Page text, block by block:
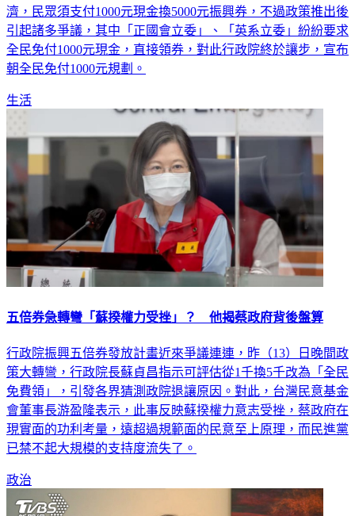
濟，民眾須支付1000元現金換5000元振興券，不過政策推出後
引起諸多爭議，其中「正國會立委」、「英系立委」紛紛要求
全民免付1000元現金，直接領券，對此行政院終於讓步，宣布
朝全民免付1000元規劃。
生活
五倍券急轉彎「蘇揆權力受挫」？ 他揭蔡政府背後盤算
行政院振興五倍券發放計畫近來爭議連連，昨（13）日晚間政
策大轉彎，行政院長蘇貞昌指示可評估從1千換5千改為「全民
免費領」，引發各界猜測政院退讓原因。對此，台灣民意基金
會董事長游盈隆表示，此事反映蘇揆權力意志受挫，蔡政府在
現實面的功利考量，遠超過規範面的民意至上原理，而民進黨
已禁不起大規模的支持度流失了。
政治